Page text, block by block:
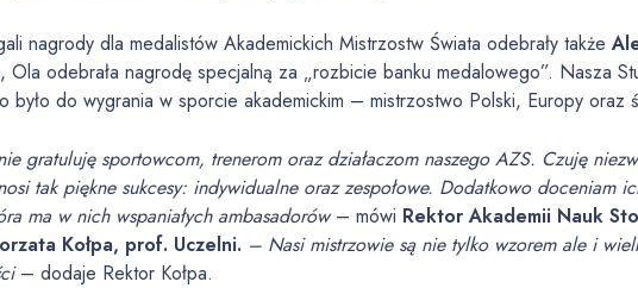
nagrody dla medalistów Akademickich Mistrzostw Świata odebrały także
Ola odebrała nagrodę specjalną za „rozbicie banku medalowego”. Nasza
było do wygrania w sporcie akademickim – mistrzostwo Polski, Europy oraz
gratuluję sportowcom, trenerom oraz działaczom naszego AZS. Czuję
tak piękne sukcesy: indywidualne oraz zespołowe. Dodatkowo doceniam
ma w nich wspaniałych ambasadorów– mówi Rektor Akademii Nauk
Kołpa, prof. Uczelni. – Nasi mistrzowie są nie tylko wzorem ale i
– dodaje Rektor Kołpa.